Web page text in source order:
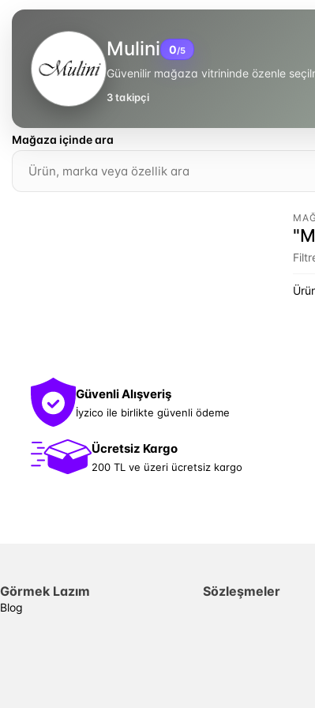
Mulini 0/5
Güvenilir mağaza vitrininde özenle
3takipçi
Mağaza içinde ara
Güvenli Alışveriş
İyzico ile birlikte güvenli ödeme
Ücretsiz Kargo
200 TL ve üzeri ücretsiz kargo
Görmek Lazım
Blog
Sözleşmeler